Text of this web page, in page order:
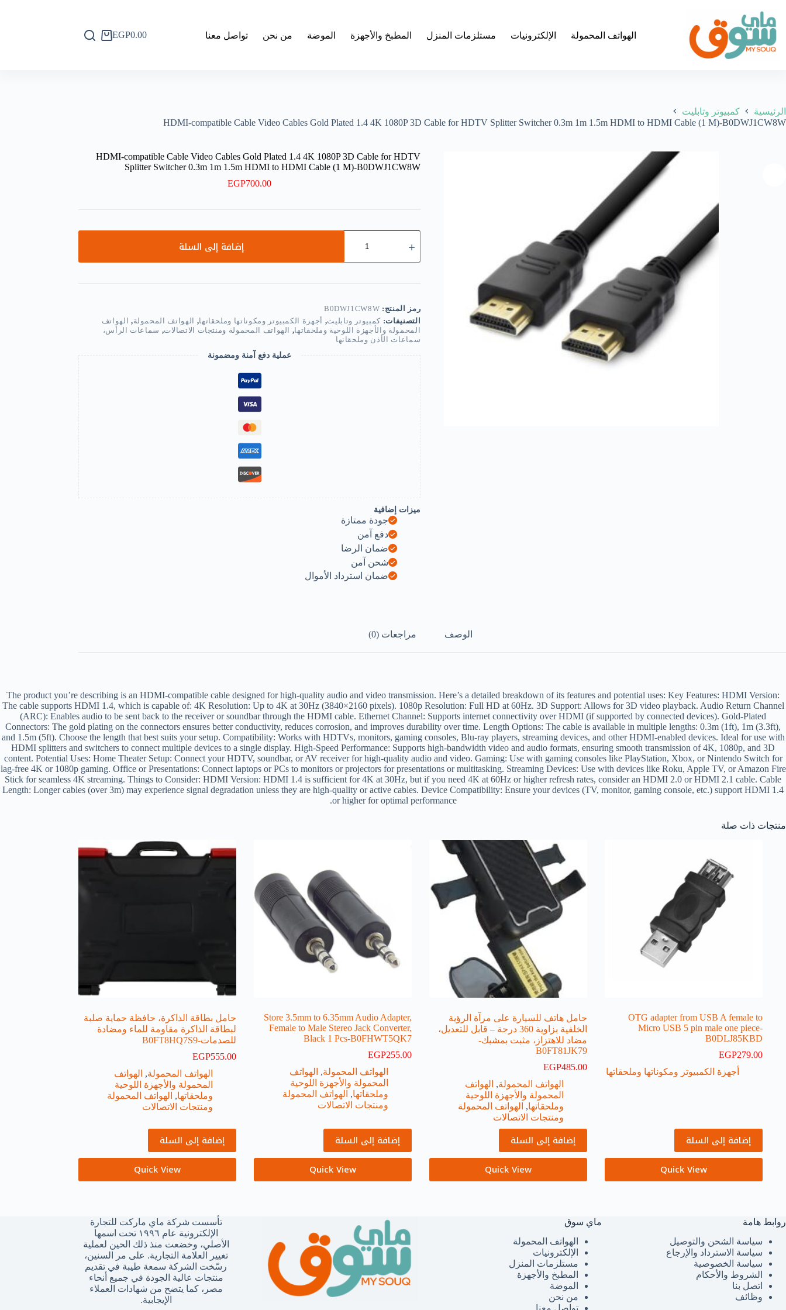
إلى
المحتوى
الهواتف المحمولة الإلكترونيات مستلزمات المنزل المطبخ والأجهزة الموضة من نحن تواصل معنا
عربةEGP0.00
الرئيسية
كمبيوتر وتابليت
HDMI-compatible Cable Video Cables Gold Plated 1.4 4K 1080P 3D Cable for HDTV Splitter Switcher 0.3m 1m 1.5m HDMI to HDMI Cable (1 M)-B0DWJ1CW8W
HDMI-compatible Cable Video Cables Gold Plated 1.4 4K 1080P 3D Cable for HDTV
Splitter Switcher 0.3m 1m 1.5m HDMI to HDMI Cable (1 M)-B0DWJ1CW8W
EGP700.00
HDMI-
Cable
Cables
Plated
1.4
4K
1080P
3D
Cable
for
HDTV
Splitter
Switcher
0.3m
1m
1.5m
HDMI
to
HDMI
Cable
(1
M)-
B0DWJ1CW8W
إضافة إلى السلة
رمز المنتج: B0DWJ1CW8W
التصنيفات: كمبيوتر وتابليت, أجهزة الكمبيوتر ومكوناتها وملحقاتها, الهواتف المحمولة,
الهواتف
المحمولة والأجهزة اللوحية وملحقاتها, الهواتف المحمولة ومنتجات الاتصالات, سماعات الرأس،
سماعات الأذن وملحقاتها
عملية دفع آمنة ومضمونة
ميزات إضافية
جودة ممتازة
دفع آمن
ضمان الرضا
شحن آمن
ضمان استرداد الأموال
الوصف مراجعات (0)
The product you’re describing is an HDMI-compatible cable designed for high-quality audio and video transmission. Here’s a detailed breakdown of its features and potential uses: Key Features: HDMI Version:
The cable supports HDMI 1.4, which is capable of: 4K Resolution: Up to 4K at 30Hz (3840×2160 pixels). 1080p Resolution: Full HD at 60Hz. 3D Support: Allows for 3D video playback. Audio Return Channel
(ARC): Enables audio to be sent back to the receiver or soundbar through the HDMI cable. Ethernet Channel: Supports internet connectivity over HDMI (if supported by connected devices). Gold-Plated
Connectors: The gold plating on the connectors ensures better conductivity, reduces corrosion, and improves durability over time. Length Options: The cable is available in multiple lengths: 0.3m (1ft), 1m (3.3ft),
and 1.5m (5ft). Choose the length that best suits your setup. Compatibility: Works with HDTVs, monitors, gaming consoles, Blu-ray players, streaming devices, and other HDMI-enabled devices. Ideal for use with
HDMI splitters and switchers to connect multiple devices to a single display. High-Speed Performance: Supports high-bandwidth video and audio formats, ensuring smooth transmission of 4K, 1080p, and 3D
content. Potential Uses: Home Theater Setup: Connect your HDTV, soundbar, or AV receiver for high-quality audio and video. Gaming: Use with gaming consoles like PlayStation, Xbox, or Nintendo Switch for
lag-free 4K or 1080p gaming. Office or Presentations: Connect laptops or PCs to monitors or projectors for presentations or multitasking. Streaming Devices: Use with devices like Roku, Apple TV, or Amazon Fire
Stick for seamless 4K streaming. Things to Consider: HDMI Version: HDMI 1.4 is sufficient for 4K at 30Hz, but if you need 4K at 60Hz or higher refresh rates, consider an HDMI 2.0 or HDMI 2.1 cable. Cable
Length: Longer cables (over 3m) may experience signal degradation unless they are high-quality or active cables. Device Compatibility: Ensure your devices (TV, monitor, gaming console, etc.) support HDMI 1.4
or higher for optimal performance.
منتجات ذات صلة
OTG adapter from USB A female to
Micro USB 5 pin male one piece-
B0DLJ85KBD
EGP279.00
أجهزة الكمبيوتر ومكوناتها وملحقاتها
إضافة إلى السلة
Quick View
حامل هاتف للسيارة على مرآة الرؤية
الخلفية بزاوية 360 درجة – قابل للتعديل،
مضاد للاهتزاز، مثبت بمشبك-
B0FT81JK79
EGP485.00
الهواتف المحمولة, الهواتف
المحمولة والأجهزة اللوحية
وملحقاتها, الهواتف المحمولة
ومنتجات الاتصالات
إضافة إلى السلة
Quick View
Store 3.5mm to 6.35mm Audio Adapter,
Female to Male Stereo Jack Converter,
Black 1 Pcs-B0FHWT5QK7
EGP255.00
الهواتف المحمولة, الهواتف
المحمولة والأجهزة اللوحية
وملحقاتها, الهواتف المحمولة
ومنتجات الاتصالات
إضافة إلى السلة
Quick View
حامل بطاقة الذاكرة، حافظة حماية صلبة
لبطاقة الذاكرة مقاومة للماء ومضادة
للصدمات-B0FT8HQ7S9
EGP555.00
الهواتف المحمولة, الهواتف
المحمولة والأجهزة اللوحية
وملحقاتها, الهواتف المحمولة
ومنتجات الاتصالات
إضافة إلى السلة
Quick View
روابط هامة
سياسة الشحن والتوصيل
سياسة الاسترداد والإرجاع
سياسة الخصوصية
الشروط والأحكام
اتصل بنا
وظائف
ماي سوق
الهواتف المحمولة
الإلكترونيات
مستلزمات المنزل
المطبخ والأجهزة
الموضة
من نحن
تأسست شركة ماي ماركت للتجارة
الإلكترونية عام ١٩٩٦ تحت اسمها
الأصلي، وخضعت منذ ذلك الحين لعملية
تغيير العلامة التجارية. على مر السنين،
رسّخت الشركة سمعة طيبة في تقديم
منتجات عالية الجودة في جميع أنحاء
مصر، كما يتضح من شهادات العملاء
الإيجابية.